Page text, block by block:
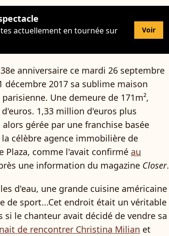
actuellement en tournée sur
Voir
anniversaire ce mardi 26 septembre
décembre 2017 sa sublime maison
Une demeure de 171m²,
1,33 million d'euros plus
gérée par une franchise basée
célèbre agence immobilière de
Plaza, comme l'avait confirmé au
une information du magazine Closer.
d'eau, une grande cuisine américaine
de sport...Cet endroit était un véritable
le chanteur avait décidé de vendre sa
de rencontrer Christina Milian et